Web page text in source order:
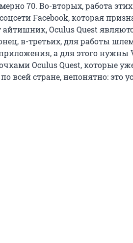
70. Во-вторых, работа
Facebook, которая
Oculus Quest
в-третьих, для работы
а для этого нужны
Oculus Quest, которые
всей стране, непонятно: это